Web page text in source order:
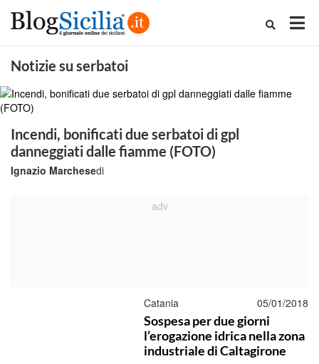
Notizie su serbatoi
Incendi, bonificati due serbatoi di gpl
danneggiati dalle fiamme (FOTO)
di
Ignazio Marchese
Catania 05/01/2018
Sospesa per due giorni
l’erogazione idrica nella zona
industriale di Caltagirone